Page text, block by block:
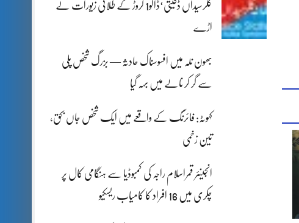
کلرسیداں ڈکیتی‘ڈاکو1 کروڑ کے طلائی زیورات لے
اڑے
بھون نلہ میں افسوسناک حادثہ — بزرگ شخص پلی
سے گر کر نالے میں بہہ گیا
کہوٹہ: فائرنگ کے واقعے میں ایک شخص جاں بحق،
تین زخمی
انجینئر قمراسلام راجہ کی کمبوڈیا سے ہنگامی کال پر
چکری میں 16 افراد کا کامیاب ریسکیو